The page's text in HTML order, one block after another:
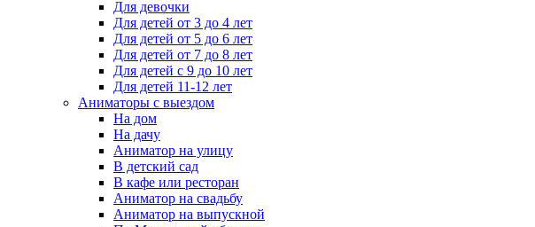
Для девочки
Для детей от 3 до 4 лет
Для детей от 5 до 6 лет
Для детей от 7 до 8 лет
Для детей с 9 до 10 лет
Для детей 11-12 лет
Аниматоры с выездом
На дом
На дачу
Аниматор на улицу
В детский сад
В кафе или ресторан
Аниматор на свадьбу
Аниматор на выпускной